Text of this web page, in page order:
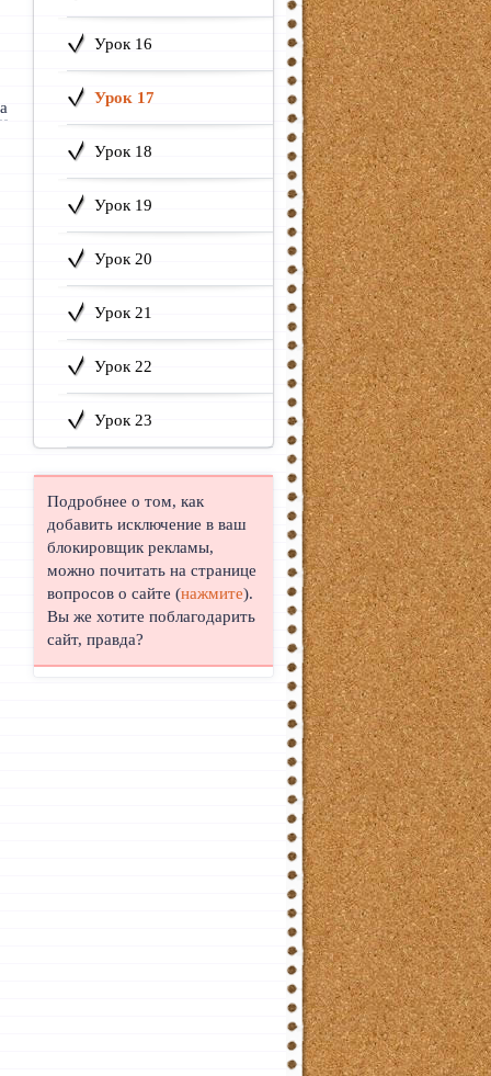
Урок 16
Урок 17
Урок 18
Урок 19
Урок 20
Урок 21
Урок 22
Урок 23
Подробнее о том, как
добавить исключение в ваш
блокировщик рекламы,
можно почитать на странице
вопросов о сайте (нажмите).
Вы же хотите поблагодарить
сайт, правда?